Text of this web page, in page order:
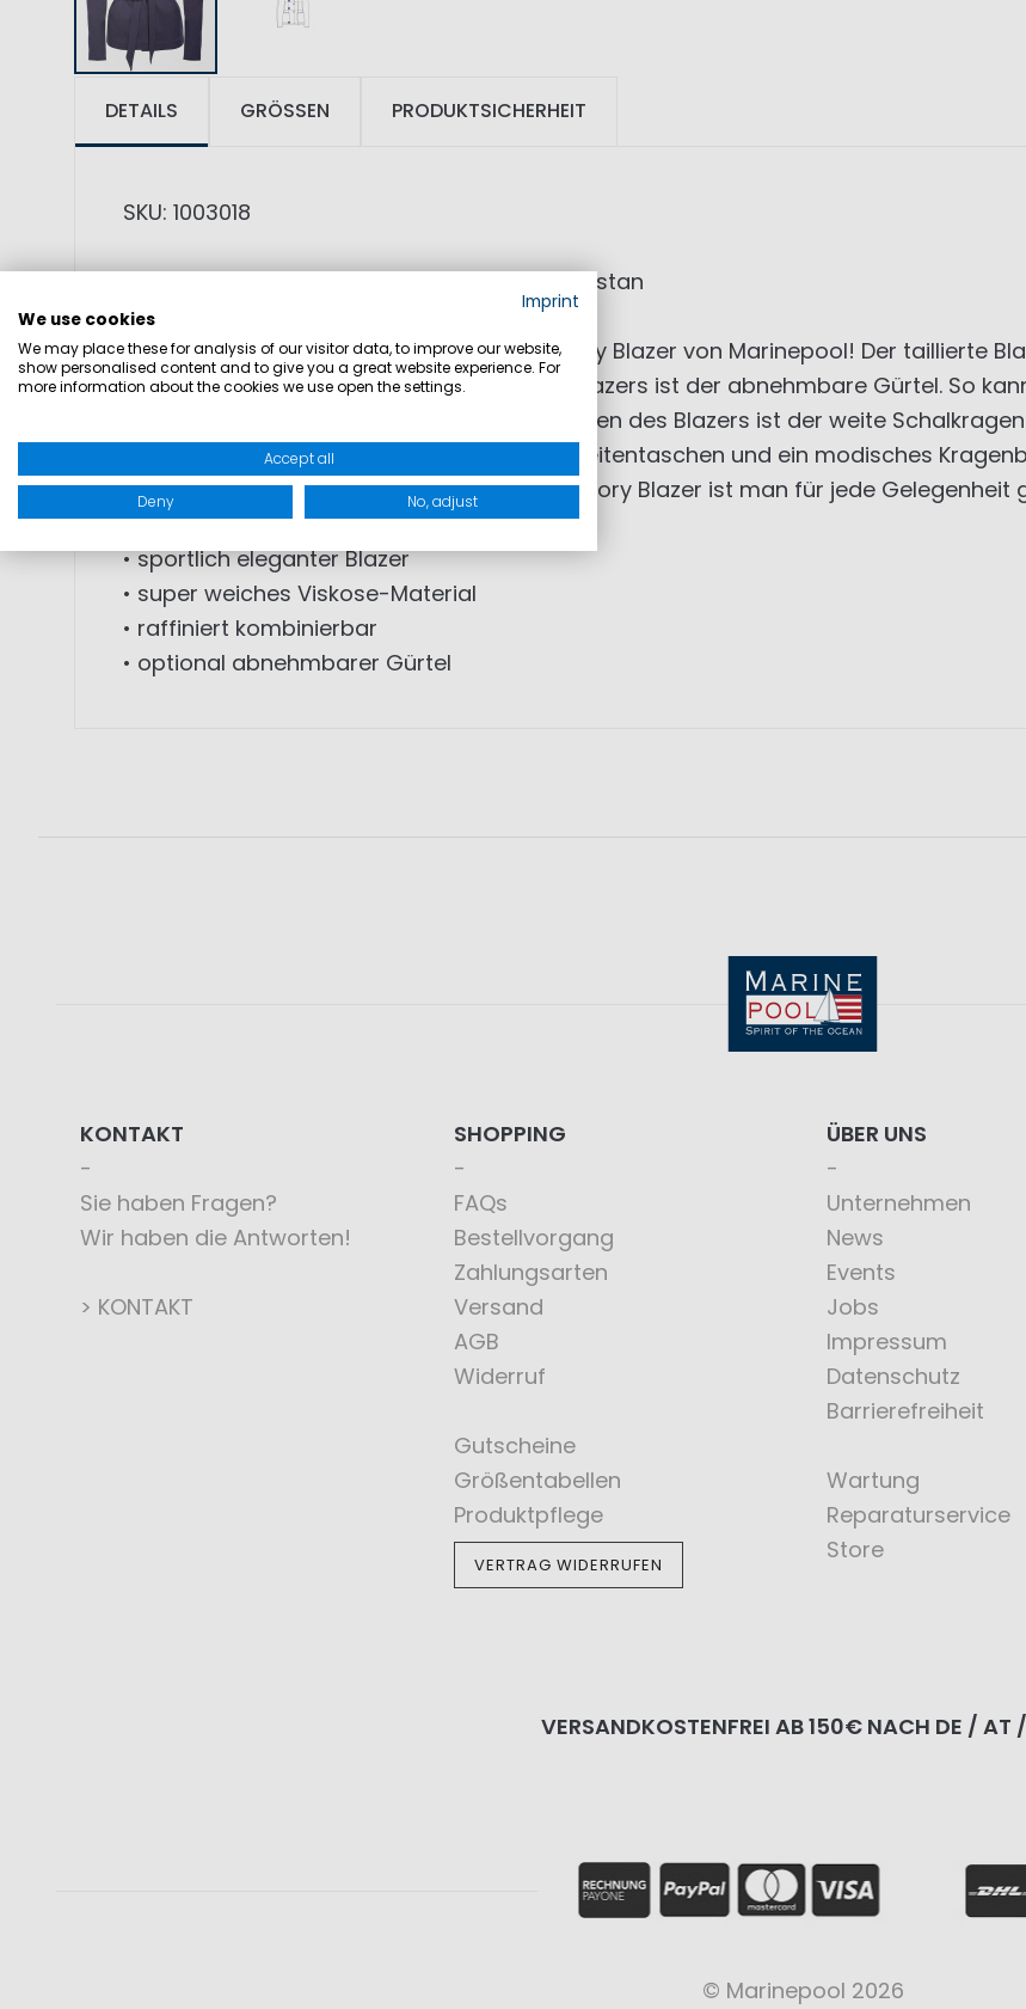
DETAILS
SKU: 1003018
MATERIAL: 68% Viskose, 27% Polyamid, 5% Elastan
PRODUKTINFORMATIONEN: Der modische Glory Blazer von Marinepool! Der taillierte
elegante Design aus. Besonderheit dieses Blazers ist der abnehmbare Gürtel. So
Gürtel getragen werden. Weiteres Kennzeichen des Blazers ist der weite
Schnittführung. Zudem hat die Jacke zwei Seitentaschen und ein modisches
für ein angenehmes Tragegefühl. Mit dem Glory Blazer ist man für jede Gelegenheit
• sportlich eleganter Blazer
• super weiches Viskose-Material
• raffiniert kombinierbar
• optional abnehmbarer Gürtel
GRÖSSEN PRODUKTSICHERHEIT
KONTAKT
Sie haben Fragen?
Wir haben die Antworten!
> KONTAKT
SHOPPING
FAQs
Bestellvorgang
Zahlungsarten
Versand
AGB
Widerruf
Gutscheine
Größentabellen
Produktpflege
VERTRAG WIDERRUFEN
ÜBER UNS
Unternehmen
News
Events
Jobs
Impressum
Datenschutz
Barrierefreiheit
Wartung
Reparaturservice
Store
VERSANDKOSTENFREI AB 150€ NACH DE / AT
© Marinepool 2026
Imprint
We use cookies
We may place these for analysis of our visitor data, to improve our website,
show personalised content and to give you a great website experience. For
more information about the cookies we use open the settings.
Accept all
Deny No, adjust